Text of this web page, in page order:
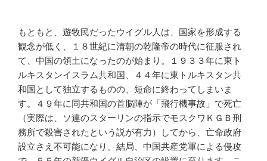
もともと、遊牧民だったウイグル人は、国家を形成する
観念が低く、１８世紀に清朝の乾隆帝の時代に征服され
て、中国の領土になったのが始まり。１９３３年に東ト
ルキスタンイスラム共和国、４４年に東トルキスタン共
和国として独立するものの、短命に終わってしまいま
す。４９年に同共和国の首脳陣が「飛行機事故」で死亡
（実際は、ソ連のスターリンの指示でモスクワＫＧＢ刑
務所で殺害されたという説が有力）してから、亡命政府
設立さえ不可能になり、結局、中国共産党軍による侵攻